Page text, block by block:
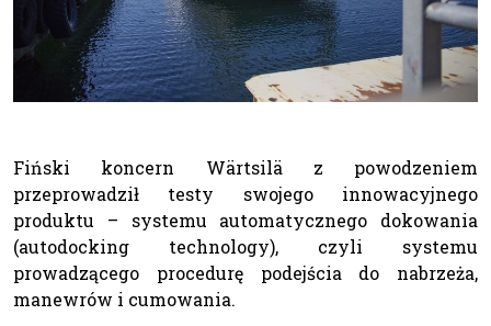
Fiński koncern Wärtsilä z powodzeniem
przeprowadził testy swojego innowacyjnego
produktu – systemu automatycznego dokowania
(autodocking technology), czyli systemu
prowadzącego procedurę podejścia do nabrzeża,
manewrów i cumowania.